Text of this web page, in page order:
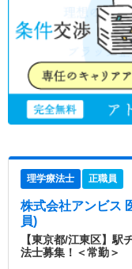
理学療法士 正職員
株式会社アンビス
員)
【東京都/江東区】
法士募集！＜常勤＞